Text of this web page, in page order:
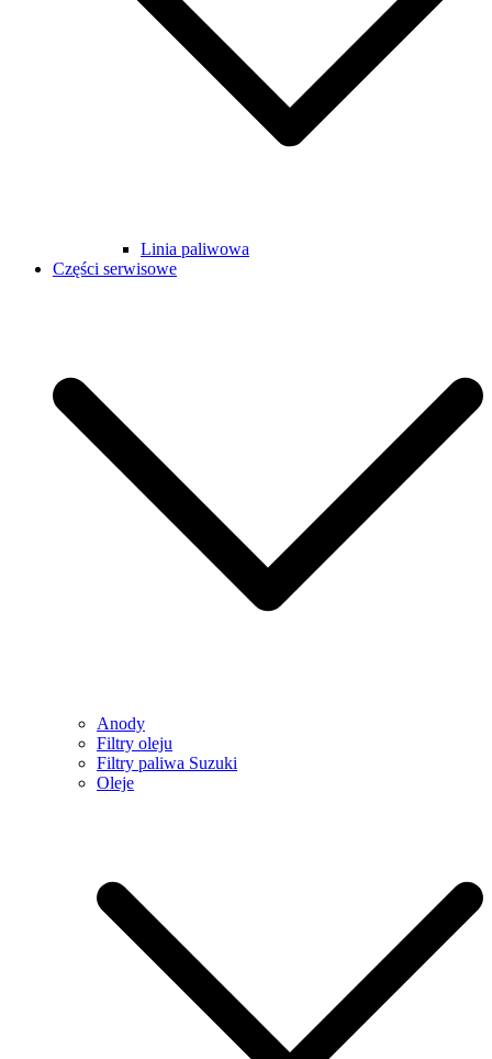
Linia paliwowa
Części serwisowe
Anody
Filtry oleju
Filtry paliwa Suzuki
Oleje